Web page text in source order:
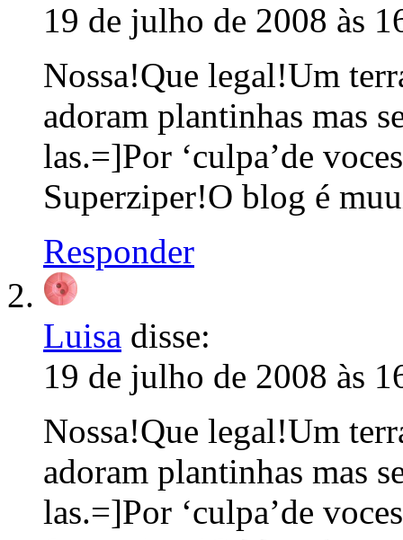
19 de julho de 2008 às
Nossa!Que legal!Um
adoram plantinhas mas
las.=]Por ‘culpa’de
Superziper!O blog é
Responder
Luisa disse:
19 de julho de 2008 às
Nossa!Que legal!Um
adoram plantinhas mas
las.=]Por ‘culpa’de